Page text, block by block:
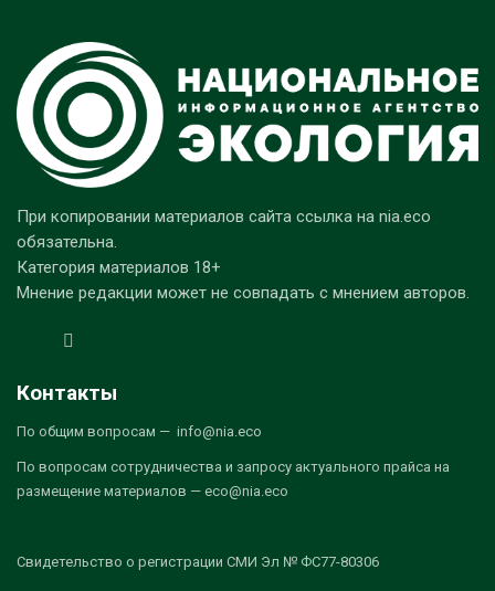
При копировании материалов сайта ссылка на nia.eco
обязательна.
Категория материалов 18+
Мнение редакции может не совпадать с мнением авторов.
Контакты
По общим вопросам — info@nia.eco
По вопросам сотрудничества и запросу актуального прайса на
размещение материалов — eco@nia.eco
Свидетельство о регистрации СМИ Эл № ФС77-80306